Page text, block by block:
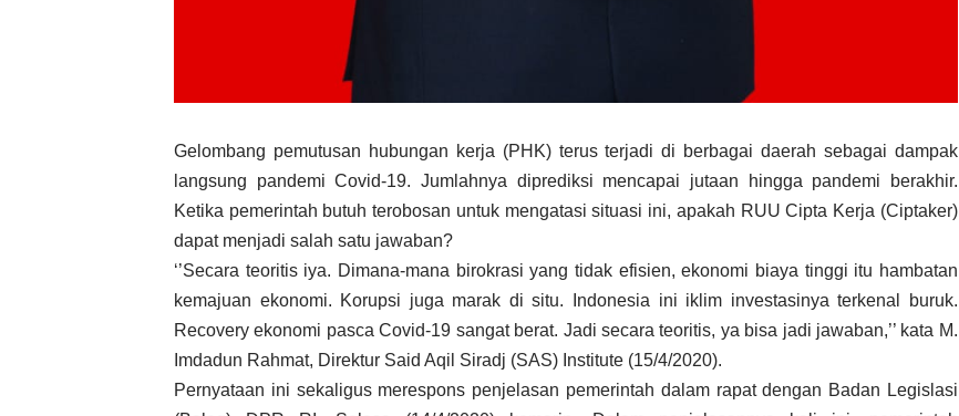
Gelombang pemutusan hubungan kerja (PHK) terus terjadi di berbagai daerah sebagai dampak
langsung pandemi Covid-19. Jumlahnya diprediksi mencapai jutaan hingga pandemi berakhir.
Ketika pemerintah butuh terobosan untuk mengatasi situasi ini, apakah RUU Cipta Kerja (Ciptaker)
dapat menjadi salah satu jawaban?
‘’Secara teoritis iya. Dimana-mana birokrasi yang tidak efisien, ekonomi biaya tinggi itu hambatan
kemajuan ekonomi. Korupsi juga marak di situ. Indonesia ini iklim investasinya terkenal buruk.
Recovery ekonomi pasca Covid-19 sangat berat. Jadi secara teoritis, ya bisa jadi jawaban,’’ kata M.
Imdadun Rahmat, Direktur Said Aqil Siradj (SAS) Institute (15/4/2020).
Pernyataan ini sekaligus merespons penjelasan pemerintah dalam rapat dengan Badan Legislasi